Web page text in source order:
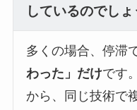
しているのでしょ
多くの場合、停滞
わった」だけです
から、同じ技術で